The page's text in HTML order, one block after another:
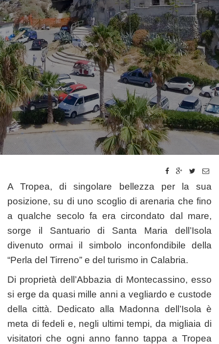
A Tropea, di singolare bellezza per la sua
posizione, su di uno scoglio di arenaria che fino
a qualche secolo fa era circondato dal mare,
sorge il Santuario di Santa Maria dell’Isola
divenuto ormai il simbolo inconfondibile della
“Perla del Tirreno” e del turismo in Calabria.
Di proprietà dell’Abbazia di Montecassino, esso
si erge da quasi mille anni a vegliardo e custode
della città. Dedicato alla Madonna dell’Isola è
meta di fedeli e, negli ultimi tempi, da migliaia di
visitatori che ogni anno fanno tappa a Tropea